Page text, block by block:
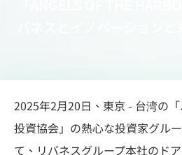
2025年2月20日、東京 - 台湾の
投資協会」の熱心な投資家グル
て、リバネスグループ本社のド